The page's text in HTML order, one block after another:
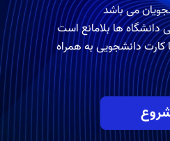
می باشد
دانشگاه ها بلامانع است
دانشجویی به همراه